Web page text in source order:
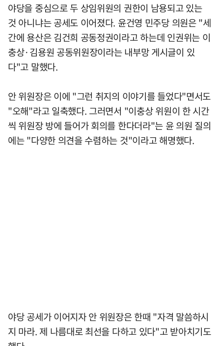
야당을 중심으로 두 상임위원의 권한이 남용되고 있는
것 아니냐는 공세도 이어졌다. 윤건영 민주당 의원은 "세
간에 용산은 김건희 공동정권이라고 하는데 인권위는 이
충상·김용원 공동위원장이라는 내부망 게시글이 있
다"고 말했다.
안 위원장은 이에 "그런 취지의 이야기를 들었다"면서도
"오해"라고 일축했다. 그러면서 "이충상 위원이 한 시간
씩 위원장 방에 들어가 회의를 한다더라"는 윤 의원 질의
에는 "다양한 의견을 수렴하는 것"이라고 해명했다.
야당 공세가 이어지자 안 위원장은 한때 "자격 말씀하시
지 마라. 제 나름대로 최선을 다하고 있다"고 받아치기도